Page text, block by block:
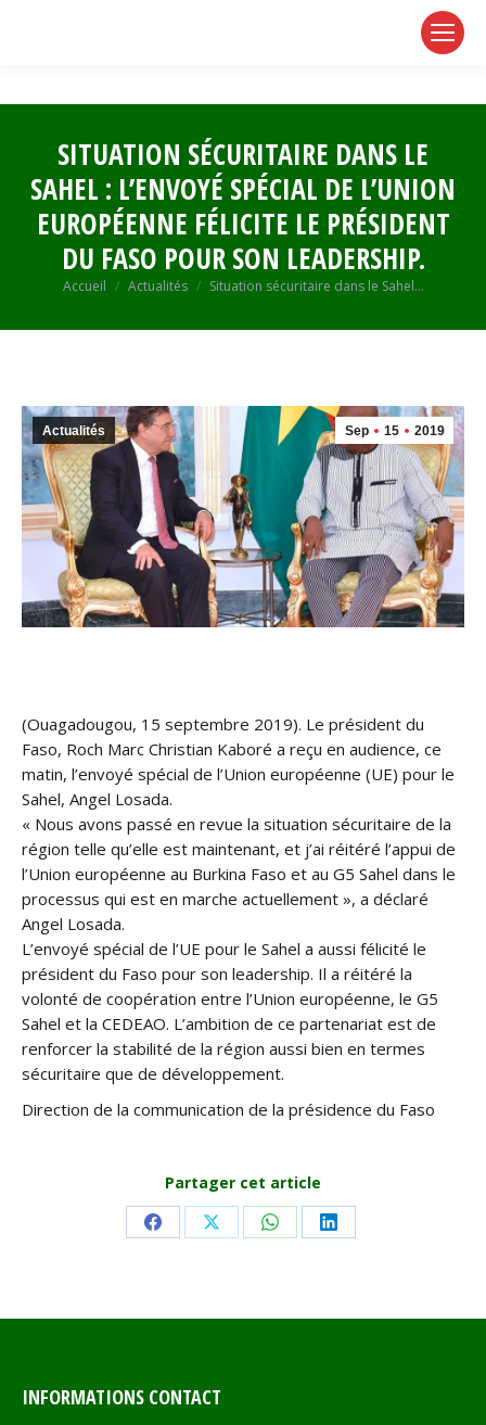
SITUATION SÉCURITAIRE DANS LE
SAHEL : L’ENVOYÉ SPÉCIAL DE L’UNION
EUROPÉENNE FÉLICITE LE PRÉSIDENT
DU FASO POUR SON LEADERSHIP.
Vous êtes ici :
Accueil Actualités Situation sécuritaire dans le Sahel…
Sep 15 2019
Actualités
(Ouagadougou, 15 septembre 2019). Le président du
Faso, Roch Marc Christian Kaboré a reçu en audience, ce
matin, l’envoyé spécial de l’Union européenne (UE) pour le
Sahel, Angel Losada.
« Nous avons passé en revue la situation sécuritaire de la
région telle qu’elle est maintenant, et j’ai réitéré l’appui de
l’Union européenne au Burkina Faso et au G5 Sahel dans le
processus qui est en marche actuellement », a déclaré
Angel Losada.
L’envoyé spécial de l’UE pour le Sahel a aussi félicité le
président du Faso pour son leadership. Il a réitéré la
volonté de coopération entre l’Union européenne, le G5
Sahel et la CEDEAO. L’ambition de ce partenariat est de
renforcer la stabilité de la région aussi bien en termes
sécuritaire que de développement.
Direction de la communication de la présidence du Faso
Partager cet article
Share Share Share Share
INFORMATIONS CONTACT